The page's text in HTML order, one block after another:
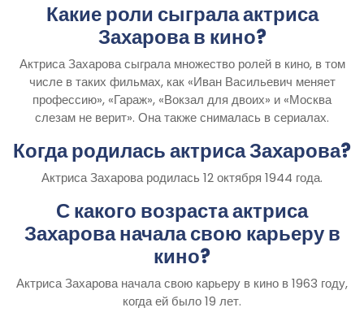
Какие роли сыграла актриса
Захарова в кино?
Актриса Захарова сыграла множество ролей в кино, в том
числе в таких фильмах, как «Иван Васильевич меняет
профессию», «Гараж», «Вокзал для двоих» и «Москва
слезам не верит». Она также снималась в сериалах.
Когда родилась актриса Захарова?
Актриса Захарова родилась 12 октября 1944 года.
С какого возраста актриса
Захарова начала свою карьеру в
кино?
Актриса Захарова начала свою карьеру в кино в 1963 году,
когда ей было 19 лет.